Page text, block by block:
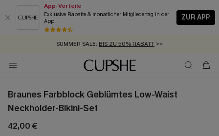
App-Vorteile
Exklusive Rabatte & monatlicher Mitgliedertag in der
App
ZUR APP
GRATIS MASSBAND MIT JEDEM SCHNELLVERSAND-ARTIKEL >>
SUMMER SALE: BIS ZU 50% RABATT >>
ZUM NEWSLETTER:BIS ZU -20% EXTRA ERHALTEN
KOSTENLOSER VERSAND AB 89 €
Braunes Farbblock Geblümtes Low-Waist
Neckholder-Bikini-Set
42,00 €